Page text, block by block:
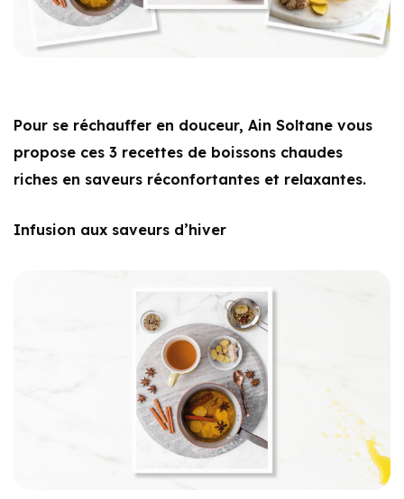
Pour se réchauffer en douceur, Ain Soltane vous
propose ces 3 recettes de boissons chaudes
riches en saveurs réconfortantes et relaxantes.
Infusion aux saveurs d’hiver